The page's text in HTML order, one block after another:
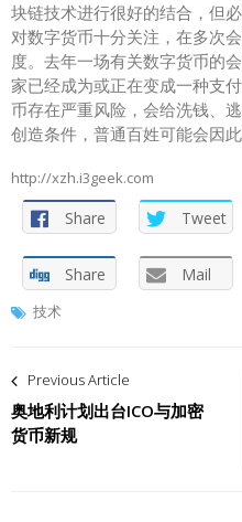
块链技术进行很好的结合，但
对数字货币十分关注，在多次
度。去年一场有关数字货币的
家已经成为或正在变成一种支
币存在严重风险，会给洗钱、
创造条件，普通百姓可能会因此
http://xzh.i3geek.com
Share Tweet
Share Mail
技术
文
章
导
Previous Article
奥地利计划出台ICO与加密
货币新规